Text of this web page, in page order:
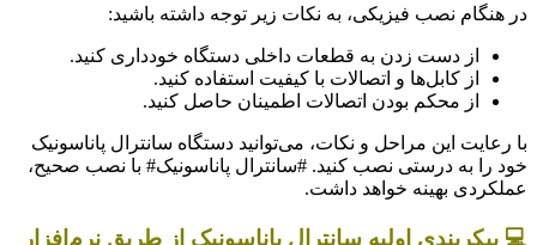
در هنگام نصب فیزیکی، به نکات زیر توجه داشته باشید:
از دست زدن به قطعات داخلی دستگاه خودداری کنید.
از کابل‌ها و اتصالات با کیفیت استفاده کنید.
از محکم بودن اتصالات اطمینان حاصل کنید.
با رعایت این مراحل و نکات، می‌توانید دستگاه سانترال پاناسونیک
خود را به درستی نصب کنید. #سانترال پاناسونیک# با نصب صحیح،
عملکردی بهینه خواهد داشت.
💻 پیکربندی اولیه سانترال پاناسونیک از طریق نرم‌افزار